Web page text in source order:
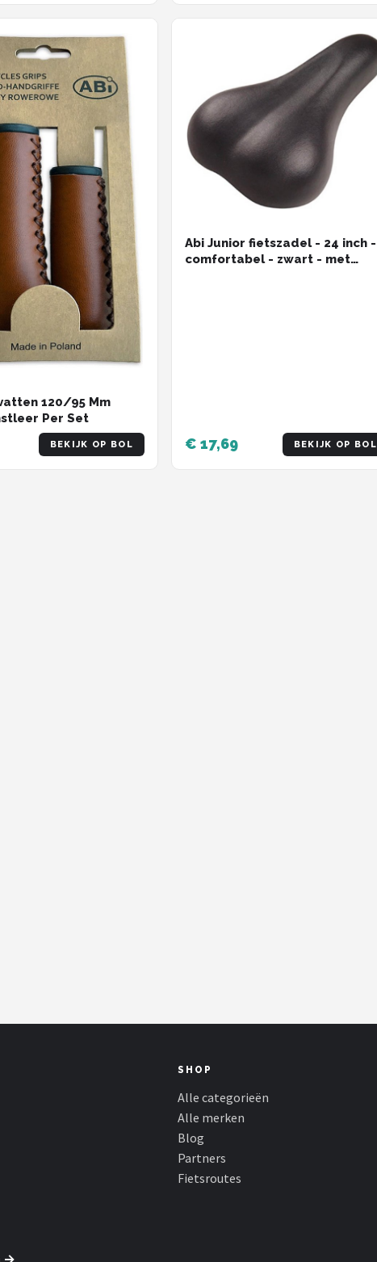
120/95 Mm
Per Set
BEKIJK OP BOL
Abi Junior fietszadel - 24 inch -
comfortabel - zwart - met
€ 17,69 BEKIJK OP BOL
→
SHOP
Alle categorieën
Alle merken
Blog
Partners
Fietsroutes